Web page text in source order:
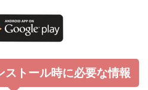
ストール時に必要な情報